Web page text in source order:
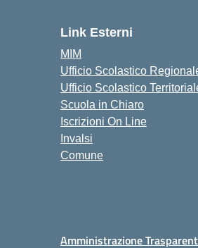
Link Esterni
MIM
Ufficio Scolastico
Ufficio Scolastico
Scuola in Chiaro
Iscrizioni On Line
Invalsi
Comune
Amministrazione